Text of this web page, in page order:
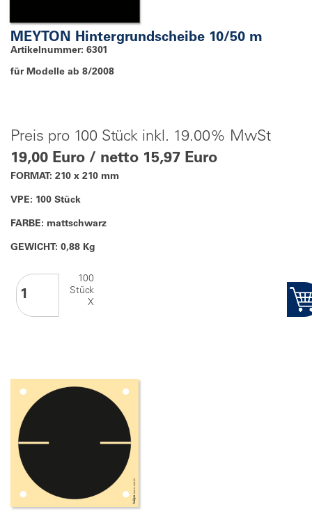
MEYTON Hintergrundscheibe 10/50 m
Artikelnummer: 6301
für Modelle ab 8/2008
Preis pro 100 Stück inkl. 19.00% MwSt
19,00 Euro / netto 15,97 Euro
FORMAT: 210 x 210 mm
VPE: 100 Stück
FARBE: mattschwarz
GEWICHT: 0,88 Kg
100
Stück
X